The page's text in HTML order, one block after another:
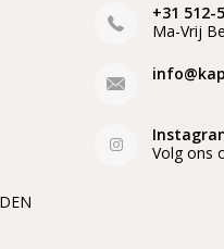
+31 512-
Ma-Vrij
Volg ons